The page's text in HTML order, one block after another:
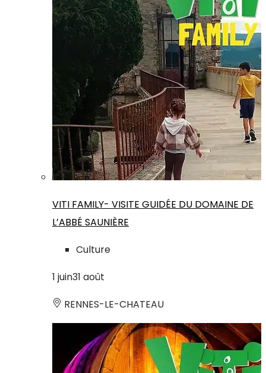
VITI FAMILY- VISITE GUIDÉE DU DOMAINE DE
L’ABBÉ SAUNIÈRE
Culture
1 juin31 août
RENNES-LE-CHATEAU